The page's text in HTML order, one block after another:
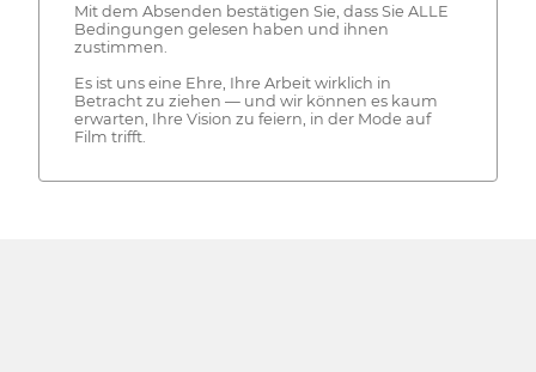
Mit dem Absenden bestätigen Sie, dass Sie ALLE
Bedingungen gelesen haben und ihnen
zustimmen.
Es ist uns eine Ehre, Ihre Arbeit wirklich in
Betracht zu ziehen — und wir können es kaum
erwarten, Ihre Vision zu feiern, in der Mode auf
Film trifft.